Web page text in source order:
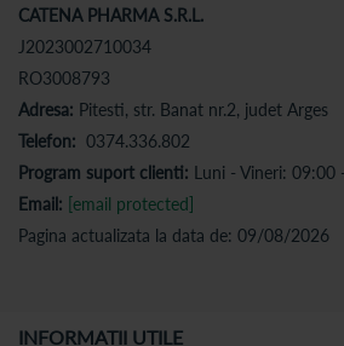
CATENA PHARMA S.R.L.
J2023002710034
RO3008793
Adresa: Pitesti, str. Banat nr.2, judet Arges
Telefon: 0374.336.802
Program suport clienti: Luni - Vineri: 09:00
Email: [email protected]
Pagina actualizata la data de: 09/08/2026
INFORMATII UTILE